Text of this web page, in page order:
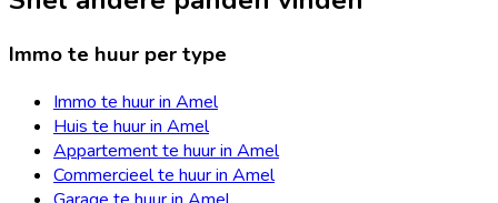
Immo te huur per type
Immo te huur in Amel
Huis te huur in Amel
Appartement te huur in Amel
Commercieel te huur in Amel